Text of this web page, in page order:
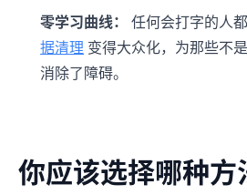
零学习曲线： 任何会打字的人
据清理 变得大众化，为那些不
消除了障碍。
你应该选择哪种方